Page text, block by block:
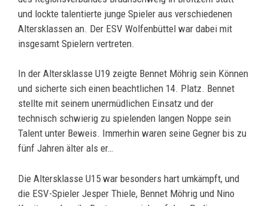
und lockte talentierte junge Spieler aus verschiedenen
Altersklassen an. Der ESV Wolfenbüttel war dabei mit
insgesamt Spielern vertreten.
In der Altersklasse U19 zeigte Bennet Möhrig sein Können
und sicherte sich einen beachtlichen 14. Platz. Bennet
stellte mit seinem unermüdlichen Einsatz und der
technisch schwierig zu spielenden langen Noppe sein
Talent unter Beweis. Immerhin waren seine Gegner bis zu
fünf Jahren älter als er…
Die Altersklasse U15 war besonders hart umkämpft, und
die ESV-Spieler Jesper Thiele, Bennet Möhrig und Nino